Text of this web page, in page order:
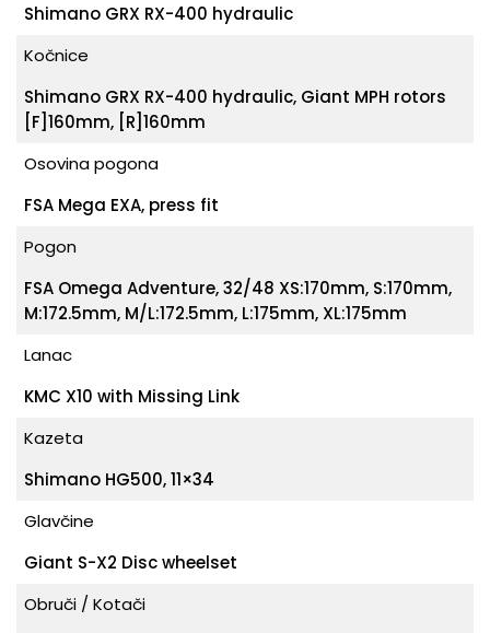
Shimano GRX RX-400 hydraulic
Kočnice
Shimano GRX RX-400 hydraulic, Giant MPH rotors
[F]160mm, [R]160mm
Osovina pogona
FSA Mega EXA, press fit
Pogon
FSA Omega Adventure, 32/48 XS:170mm, S:170mm,
M:172.5mm, M/L:172.5mm, L:175mm, XL:175mm
Lanac
KMC X10 with Missing Link
Kazeta
Shimano HG500, 11×34
Glavčine
Giant S-X2 Disc wheelset
Obruči / Kotači